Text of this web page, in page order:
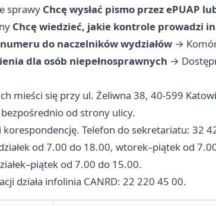
sprawy Chcę wysłać pismo przez ePUAP
Chcę wiedzieć, jakie kontrole prowadzi
do naczelników wydziałów →
dla osób niepełnosprawnych →
mieści się przy ul. Żeliwna 38, 40-599
od strony ulicy.
Telefon do sekretariatu: 32
od 7.00 do 18.00, wtorek–piątek od
od 7.00 do 15.00.
działa infolinia CANRD: 22 220 45 00.